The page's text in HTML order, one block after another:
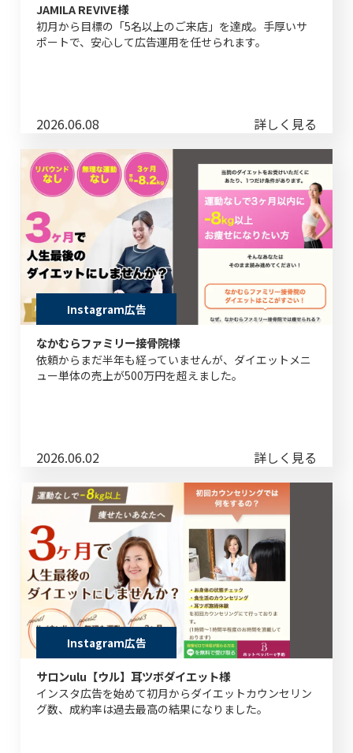
JAMILA REVIVE様
初月から目標の「5名以上のご来店」を達成。手厚いサ
ポートで、安心して広告運用を任せられます。
2026.06.08 詳しく見る
Instagram広告
なかむらファミリー接骨院様
依頼からまだ半年も経っていませんが、ダイエットメニ
ュー単体の売上が500万円を超えました。
2026.06.02 詳しく見る
Instagram広告
サロンulu【ウル】耳ツボダイエット様
インスタ広告を始めて初月からダイエットカウンセリン
グ数、成約率は過去最高の結果になりました。